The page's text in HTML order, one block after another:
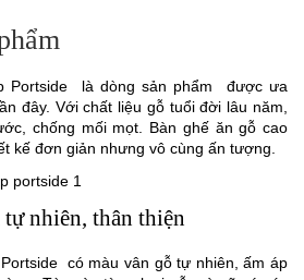
Portside
là dòng sản phẩm được ưa
đây. Với chất liệu gỗ tuổi đời lâu năm,
chống mối mọt. Bàn ghế ăn gỗ cao
kế đơn giản nhưng vô cùng ấn tượng.
tự nhiên, thân thiện
có màu vân gỗ tự nhiên, ấm áp